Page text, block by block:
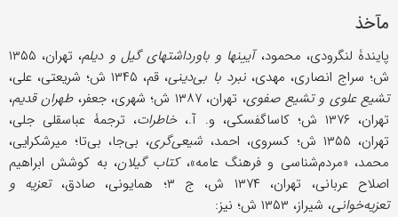
مآخذ
پایندۀ لنگرودی، محمود، آیینها و باورداشتهای گیل و دیلم
، تهران، ۱۳۵۵
ش؛ سراج انصاری، مهدی،نبرد با بی‌دینی، قم، ۱۳۴۵ ش؛ شریعتی، علی،
تشیع علوی و تشیع صفوی، تهران، ۱۳۸۷ ش؛ شهری، جعفر، طهران قدیم،
تهران، ۱۳۷۶ ش؛ کاساگفسکی، و. آ.،
خاطرات، ترجمۀ عباسقلی جلی،
تهران، ۱۳۵۵ ش؛ کسروی، احمد،
شیعی‌گری، بی‌جا، بی‌تا؛ میرشکرایی،
محمد، «مردم‌شناسی و فرهنگ عامه»، کتاب گیلان، به کوشش ابراهیم
اصلاح عربانی، تهران، ۱۳۷۴ ش، ج ۳؛ همایونی، صادق،
تعزیه و
تعزیه‌خوانی، شیراز، ۱۳۵۳ ش؛ نیز: